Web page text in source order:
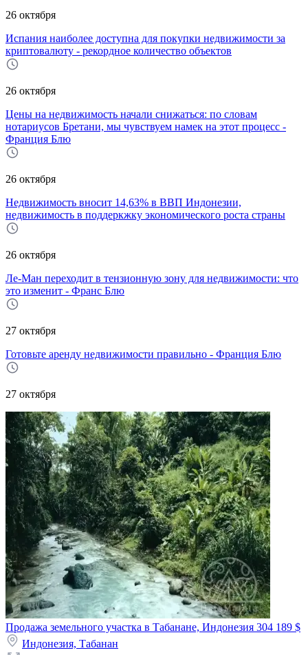
26 октября
Испания наиболее доступна для покупки недвижимости за
криптовалюту - рекордное количество объектов
26 октября
Цены на недвижимость начали снижаться: по словам
нотариусов Бретани, мы чувствуем намек на этот процесс -
Франция Блю
26 октября
Недвижимость вносит 14,63% в ВВП Индонезии,
недвижимость в поддеркжку экономического роста страны
26 октября
Ле-Ман переходит в тензионную зону для недвижимости: что
это изменит - Франс Блю
27 октября
Готовьте аренду недвижимости правильно - Франция Блю
27 октября
Продажа земельного участка в Табанане, Индонезия 304 189 $
Индонезия, Табанан